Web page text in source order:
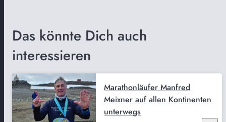
Das könnte Dich auch
interessieren
Marathonläufer Manfred
Meixner auf allen Kontinenten
unterwegs